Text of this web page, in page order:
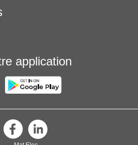
application